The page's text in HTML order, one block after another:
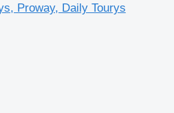
Proway, Daily Tourys